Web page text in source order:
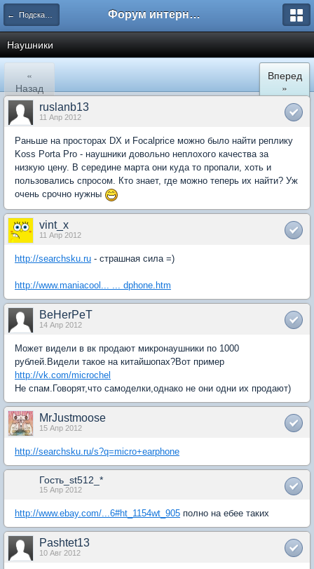
← Подскажите где купить Форум интернет покупателей
Наушники
«
Назад
Вперед
»
ruslanb13
11 Апр 2012
Раньше на просторах DX и Focalprice можно было найти реплику
Koss Porta Pro - наушники довольно неплохого качества за
низкую цену. В середине марта они куда то пропали, хоть и
пользовались спросом. Кто знает, где можно теперь их найти? Уж
очень срочно нужны
vint_x
11 Апр 2012
http://searchsku.ru - страшная сила =)
http://www.maniacool... ... dphone.htm
BeHerPeT
14 Апр 2012
Может видели в вк продают микронаушники по 1000
рублей.Видели такое на китайшопах?Вот пример
http://vk.com/microchel
Не спам.Говорят,что самоделки,однако не они одни их продают)
MrJustmoose
15 Апр 2012
http://searchsku.ru/s?q=micro+earphone
Гость_st512_*
15 Апр 2012
http://www.ebay.com/...6#ht_1154wt_905 полно на ебее таких
Pashtet13
10 Авг 2012